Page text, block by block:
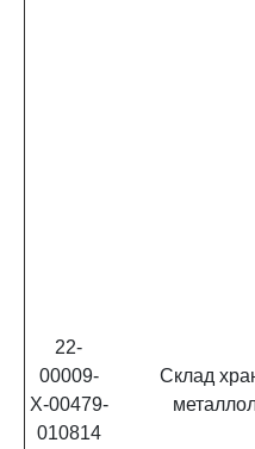
22-
00009-
Х-00479-
010814
Склад